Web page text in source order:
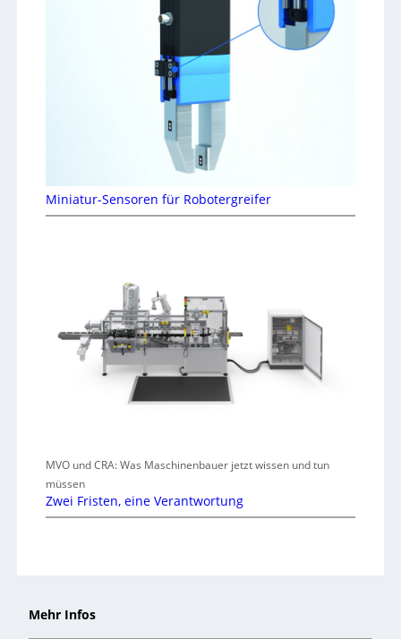
Miniatur-Sensoren für Robotergreifer
MVO und CRA: Was Maschinenbauer jetzt wissen und tun
müssen
Zwei Fristen, eine Verantwortung
Mehr Infos